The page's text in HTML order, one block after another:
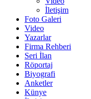
İletişim
Foto Galeri
Video
Yazarlar
Firma Rehberi
Seri İlan
Röportaj
Biyografi
Anketler
Künye